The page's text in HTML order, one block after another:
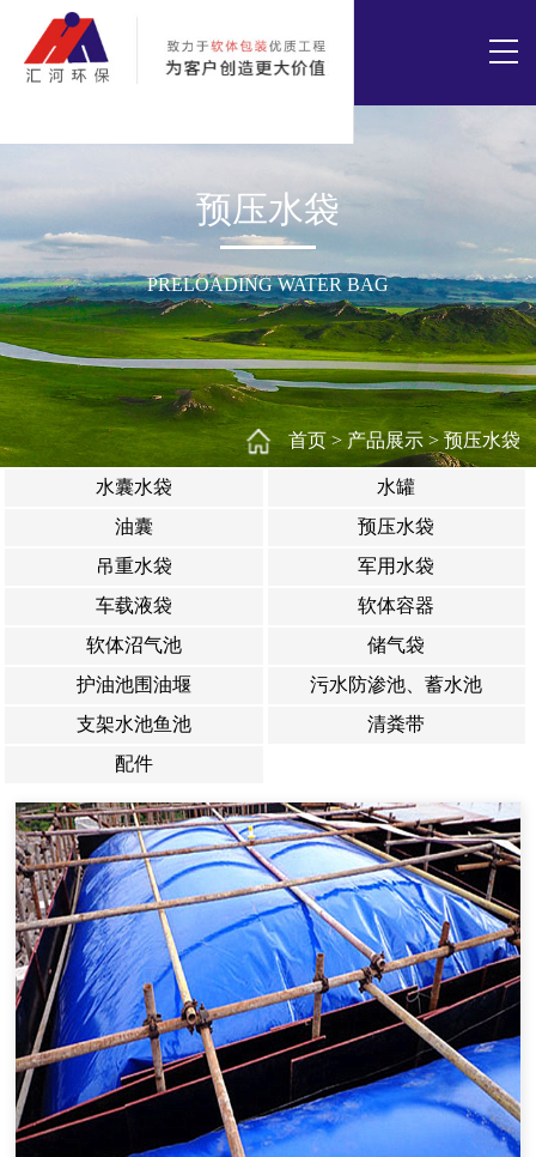
首页> 产品展示> 预压水袋
预压水袋
PRELOADING WATER BAG
水囊水袋
水罐
油囊
预压水袋
吊重水袋
军用水袋
车载液袋
软体容器
软体沼气池
储气袋
护油池围油堰
污水防渗池、蓄水池
支架水池鱼池
清粪带
配件